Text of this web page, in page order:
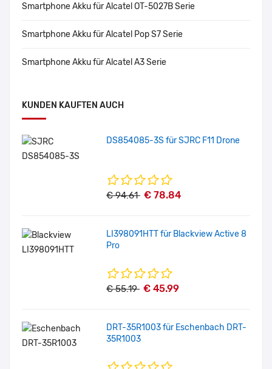
Smartphone Akku für Alcatel OT-5027B Serie
Smartphone Akku für Alcatel Pop S7 Serie
Smartphone Akku für Alcatel A3 Serie
KUNDEN KAUFTEN AUCH
DS854085-3S für SJRC F11 Drone
€ 94.61 € 78.84
LI398091HTT für Blackview Active 8
Pro
€ 55.19 € 45.99
DRT-35R1003 für Eschenbach DRT-
35R1003